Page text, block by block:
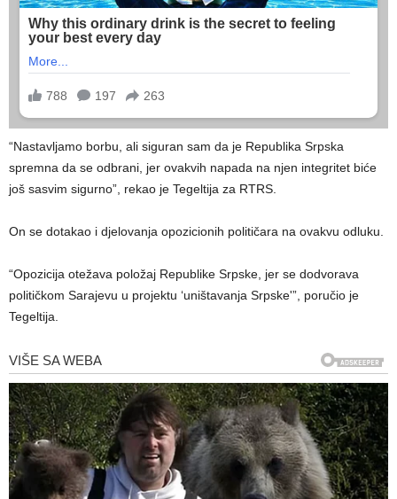
“Nastavljamo borbu, ali siguran sam da je Republika Srpska
spremna da se odbrani, jer ovakvih napada na njen integritet biće
još sasvim sigurno”, rekao je Tegeltija za RTRS.
On se dotakao i djelovanja opozicionih političara na ovakvu odluku.
“Opozicija otežava položaj Republike Srpske, jer se dodvorava
političkom Sarajevu u projektu ‘uništavanja Srpske'”, poručio je
Tegeltija.